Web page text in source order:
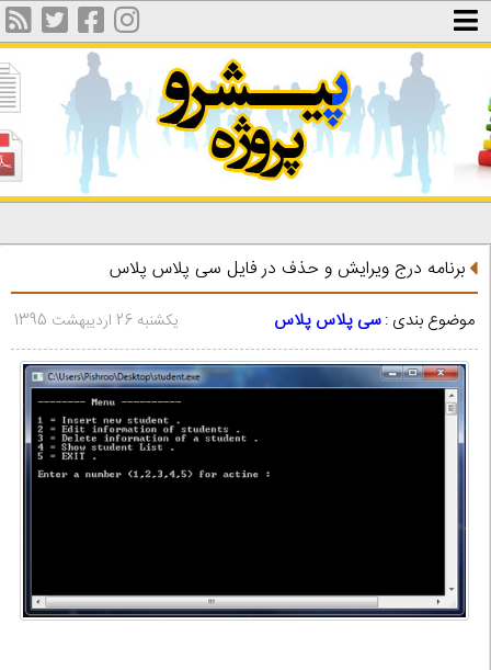
برنامه درج ویرایش و حذف در فایل سی پلاس پلاس
موضوع بندی :سی پلاس پلاس یکشنبه 26 اردیبهشت 1395